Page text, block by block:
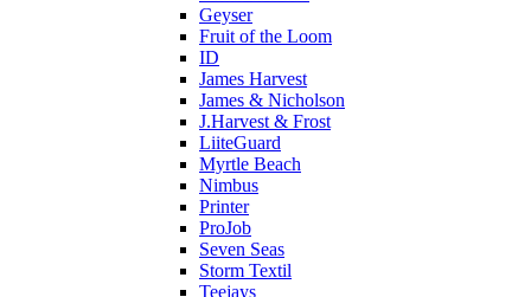
Geyser
Fruit of the Loom
ID
James Harvest
James & Nicholson
J.Harvest & Frost
LiiteGuard
Myrtle Beach
Nimbus
Printer
ProJob
Seven Seas
Storm Textil
Teejays